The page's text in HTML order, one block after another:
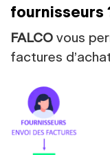
fournisseurs
FALCO vous
factures